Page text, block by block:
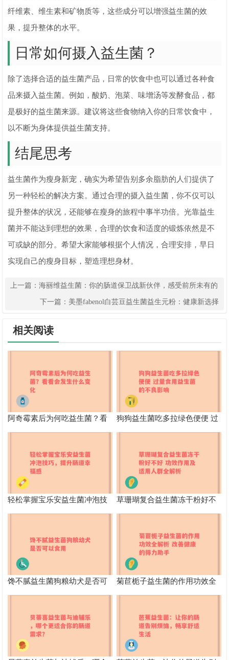
纤维素、维生素和矿物质等，这些成分可以增强益生菌的效
果，提升整体的水平。
日常如何摄入益生菌？
除了选择合适的益生菌产品，日常的饮食中也可以通过各种食
品来摄入益生菌。例如，酸奶、泡菜、味增汤等发酵食品，都
是极好的益生菌来源。建议将这些食物纳入你的日常饮食中，
以不断为身体提供益生菌支持。
结尾思考
益生菌作为瘦身新宠，确实为希望告别多余脂肪的人们提供了
另一种轻松的解决方案。通过合理的摄入益生菌，你不仅可以
提升整体的状况，还能够在瘦身的旅程中事半功倍。光靠益生
菌并不能达到理想的效果，合理的饮食和适度的锻炼依然是不
可或缺的部分。希望大家能够根据个人情况，合理安排，早日
实现自己的瘦身目标，塑造理想身材。
上一篇：海丽维益生菌：你的肠道保卫战新伙伴，感受前所未有的
下一篇： 美墨fabenol白芸豆益生菌益生元粉：健康新选择
相关阅读
阿奇霉素后为何吃益生菌？看
看会发生什么变化
狗狗益生菌吃多拉绿色便便 过
量食用益生菌的不良影响
轻松掌握宝乐安益生菌冲泡技
巧，提升肠道幸福感
草珊瑚复合益生菌冻干粉好不
好 功效作用及适用人群全解析
馋不腻益生菌狗粮幼犬是否可
以食用
菊苣栀子益生菌的作用功效全
解析 改善健康的得力助手